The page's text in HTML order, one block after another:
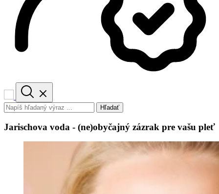
Hľadať
Jarischova voda - (ne)obyčajný zázrak pre vašu pleť